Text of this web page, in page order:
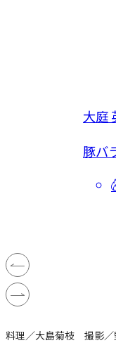
大庭
豚バ
料理／大島菊枝 撮影